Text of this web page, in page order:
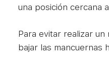
una posición cercana
Para evitar realizar
bajar las mancuernas